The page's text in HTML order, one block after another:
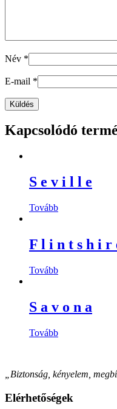
Név *
E-mail *
Kapcsolódó
S e v i l l e
Tovább
F l i n t s h i r
Tovább
S a v o n a
Tovább
„Biztonság, kényelem,
Elérhetőségek